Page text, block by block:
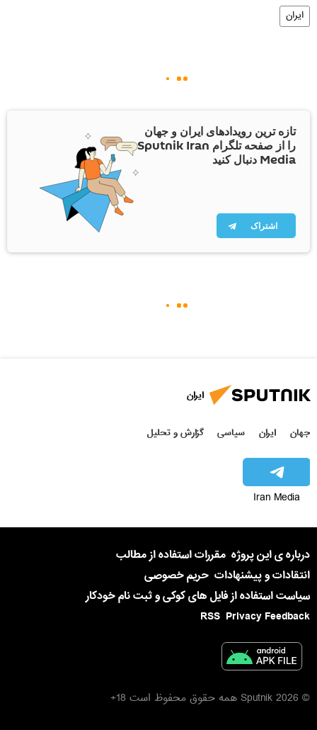
ایران
تازه ترین رویدادهای ایران و جهان
را از صفحه تلگرام Sputnik Iran
Media دنبال کنید
اشتراک
ایران
جهان ایران سیاسی گزارش و تحلیل
Iran Media
درباره ی این پروژه مقررات استفاده از مطالب
انتقادات و پیشنهادات حریم خصوصی
سیاست استفاده از فایل های کوکی و ثبت نام خودکار
Privacy Feedback
RSS
© 2026 Sputnik همه حقوق محفوظ است 18+